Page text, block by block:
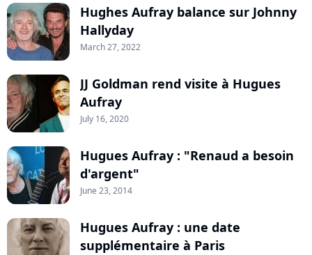
Hughes Aufray balance sur Johnny
Hallyday
March 27, 2022
JJ Goldman rend visite à Hugues
Aufray
July 16, 2020
Hugues Aufray : "Renaud a besoin
d'argent"
June 23, 2014
Hugues Aufray : une date
supplémentaire à Paris